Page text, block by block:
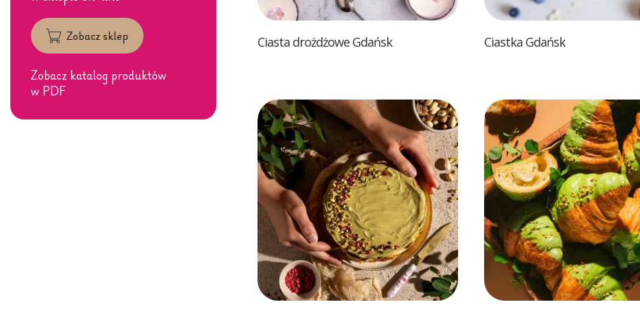
Zobacz sklep
Zobacz katalog produktów
w PDF
Ciasta drożdżowe Gdańsk Ciastka Gdańsk